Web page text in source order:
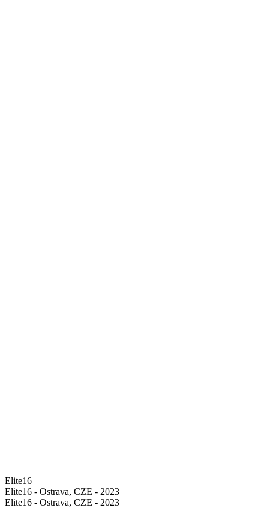
Elite16
Elite16 - Ostrava, CZE - 2023
Elite16 - Ostrava, CZE - 2023